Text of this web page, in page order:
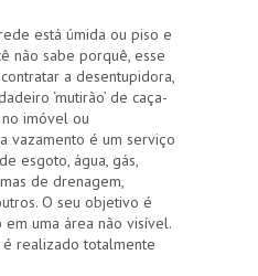
está úmida ou piso e
não sabe porquê, esse
a desentupidora,
‘mutirão’ de caça-
imóvel ou
vazamento é um serviço
esgoto, água, gás,
de drenagem,
O seu objetivo é
uma área não visível.
realizado totalmente